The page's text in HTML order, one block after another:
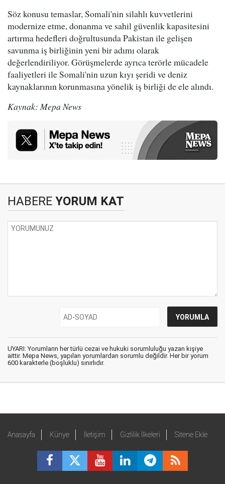
Söz konusu temaslar, Somali'nin silahlı kuvvetlerini
modernize etme, donanma ve sahil güvenlik kapasitesini
artırma hedefleri doğrultusunda Pakistan ile gelişen
savunma iş birliğinin yeni bir adımı olarak
değerlendiriliyor. Görüşmelerde ayrıca terörle mücadele
faaliyetleri ile Somali'nin uzun kıyı şeridi ve deniz
kaynaklarının korunmasına yönelik iş birliği de ele alındı.
Kaynak: Mepa News
HABERE YORUM KAT
UYARI: Yorumların her türlü cezai ve hukuki sorumluluğu yazan kişiye
aittir. Mepa News, yapılan yorumlardan sorumlu değildir. Her bir yorum
600 karakterle (boşluklu) sınırlıdır.
Anasayfa Künye İletişim Gizlilik İlkeleri Sitene Ekle